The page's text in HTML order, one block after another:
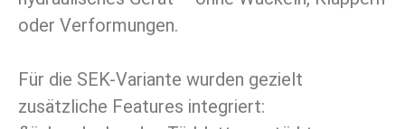
oder Verformungen.
Für die SEK-Variante wurden gezielt
zusätzliche Features integriert: